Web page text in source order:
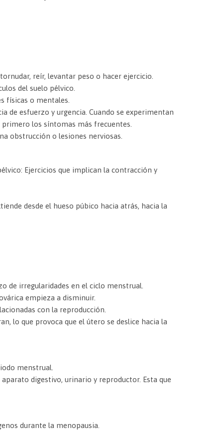
reír, levantar peso o hacer ejercicio.
del suelo pélvico.
físicas o mentales.
de esfuerzo y urgencia. Cuando se experimentan
los síntomas más frecuentes.
obstrucción o lesiones nerviosas.
Ejercicios que implican la contracción y
desde el hueso púbico hacia atrás, hacia la
de irregularidades en el ciclo menstrual.
empieza a disminuir.
con la reproducción.
lo que provoca que el útero se deslice hacia la
menstrual.
digestivo, urinario y reproductor. Esta que
durante la menopausia.